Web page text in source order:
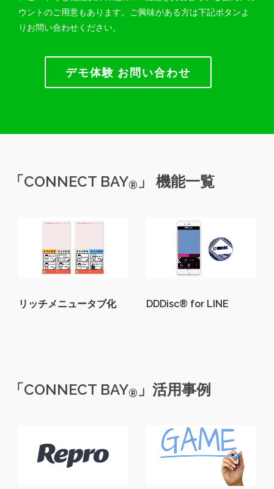
ウントのご用意もあります。ご興味がある方は下記ボタンよ
りお問い合わせください。
デモ体験 お問い合わせ
「CONNECT BAY® 」 機能一覧
リッチメニュータブ化 DDDisc® for LINE
「CONNECT BAY® 」活用事例